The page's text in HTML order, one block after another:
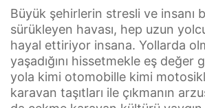
Büyük şehirlerin stresli ve insanı
sürükleyen havası, hep uzun
hayal ettiriyor insana. Yollarda
yaşadığını hissetmekle eş değer
yola kimi otomobille kimi
karavan taşıtları ile çıkmanın